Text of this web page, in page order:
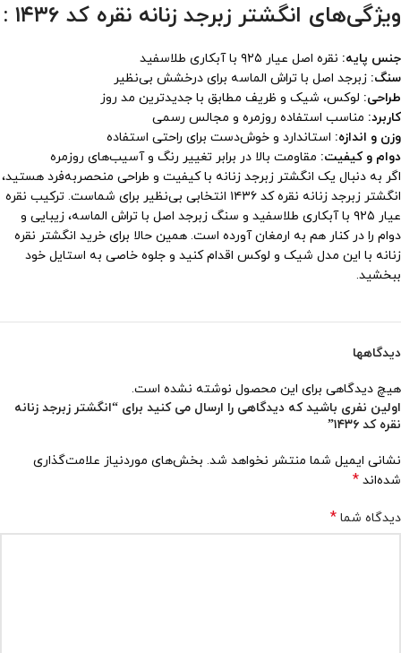
ویژگی‌های انگشتر زبرجد زنانه نقره کد ۱۴۳۶ :
جنس پایه: نقره اصل عیار ۹۲۵ با آبکاری طلاسفید
سنگ: زبرجد اصل با تراش الماسه برای درخشش بی‌نظیر
طراحی: لوکس، شیک و ظریف مطابق با جدیدترین مد روز
کاربرد: مناسب استفاده روزمره و مجالس رسمی
وزن و اندازه: استاندارد و خوش‌دست برای راحتی استفاده
دوام و کیفیت: مقاومت بالا در برابر تغییر رنگ و آسیب‌های روزمره
اگر به دنبال یک انگشتر زبرجد زنانه با کیفیت و طراحی منحصربه‌فرد هستید،
انگشتر زبرجد زنانه نقره کد ۱۴۳۶ انتخابی بی‌نظیر برای شماست. ترکیب نقره
عیار ۹۲۵ با آبکاری طلاسفید و سنگ زبرجد اصل با تراش الماسه، زیبایی و
دوام را در کنار هم به ارمغان آورده است. همین حالا برای خرید انگشتر نقره
زنانه با این مدل شیک و لوکس اقدام کنید و جلوه خاصی به استایل خود
ببخشید.
دیدگاهها
هیچ دیدگاهی برای این محصول نوشته نشده است.
اولین نفری باشید که دیدگاهی را ارسال می کنید برای “انگشتر زبرجد زنانه
نقره کد ۱۴۳۶”
نشانی ایمیل شما منتشر نخواهد شد. بخش‌های موردنیاز علامت‌گذاری
شده‌اند *
دیدگاه شما *